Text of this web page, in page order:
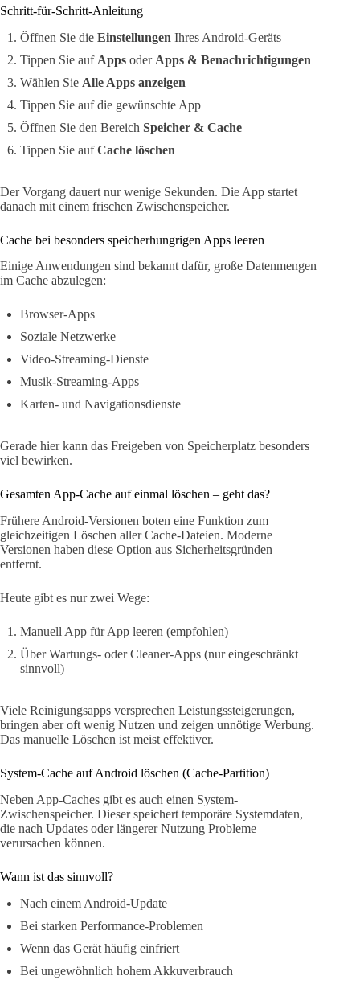
Schritt-für-Schritt-Anleitung
Öffnen Sie die Einstellungen Ihres Android-Geräts
Tippen Sie auf Apps oder Apps & Benachrichtigungen
Wählen Sie Alle Apps anzeigen
Tippen Sie auf die gewünschte App
Öffnen Sie den Bereich Speicher & Cache
Tippen Sie aufCache löschen
Der Vorgang dauert nur wenige Sekunden. Die App startet
danach mit einem frischen Zwischenspeicher.
Cache bei besonders speicherhungrigen Apps leeren
Einige Anwendungen sind bekannt dafür, große Datenmengen
im Cache abzulegen:
Browser-Apps
Soziale Netzwerke
Video-Streaming-Dienste
Musik-Streaming-Apps
Karten- und Navigationsdienste
Gerade hier kann das Freigeben von Speicherplatz besonders
viel bewirken.
Gesamten App-Cache auf einmal löschen – geht das?
Frühere Android-Versionen boten eine Funktion zum
gleichzeitigen Löschen aller Cache-Dateien. Moderne
Versionen haben diese Option aus Sicherheitsgründen
entfernt.
Heute gibt es nur zwei Wege:
Manuell App für App leeren (empfohlen)
Über Wartungs- oder Cleaner-Apps (nur eingeschränkt
sinnvoll)
Viele Reinigungsapps versprechen Leistungssteigerungen,
bringen aber oft wenig Nutzen und zeigen unnötige Werbung.
Das manuelle Löschen ist meist effektiver.
System-Cache auf Android löschen (Cache-Partition)
Neben App-Caches gibt es auch einen System-
Zwischenspeicher. Dieser speichert temporäre Systemdaten,
die nach Updates oder längerer Nutzung Probleme
verursachen können.
Wann ist das sinnvoll?
Nach einem Android-Update
Bei starken Performance-Problemen
Wenn das Gerät häufig einfriert
Bei ungewöhnlich hohem Akkuverbrauch